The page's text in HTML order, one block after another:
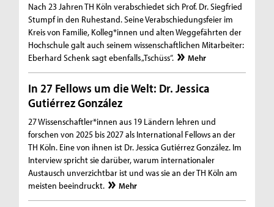
Nach 23 Jahren TH Köln verabschiedet sich Prof. Dr. Siegfried
Stumpf in den Ruhestand. Seine Verabschiedungsfeier im
Kreis von Familie, Kolleg*innen und alten Weggefährten der
Hochschule galt auch seinem wissenschaftlichen Mitarbeiter:
Eberhard Schenk sagt ebenfalls „Tschüss“.
Mehr
In 27 Fellows um die Welt: Dr. Jessica
Gutiérrez González
27 Wissenschaftler*innen aus 19 Ländern lehren und
forschen von 2025 bis 2027 als International Fellows an der
TH Köln. Eine von ihnen ist Dr. Jessica Gutiérrez González. Im
Interview spricht sie darüber, warum internationaler
Austausch unverzichtbar ist und was sie an der TH Köln am
meisten beeindruckt.
Mehr